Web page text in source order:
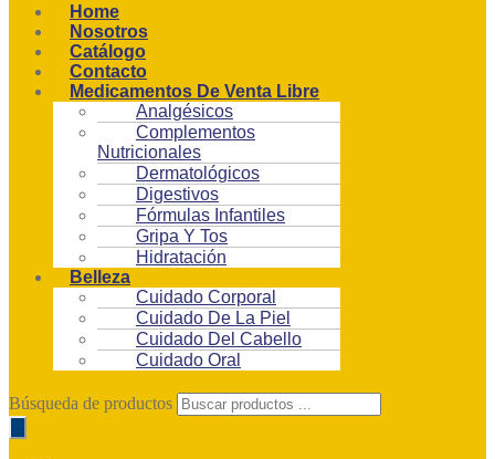
Home
Nosotros
Catálogo
Contacto
Medicamentos De Venta Libre
Analgésicos
Complementos
Nutricionales
Dermatológicos
Digestivos
Fórmulas Infantiles
Gripa Y Tos
Hidratación
Belleza
Cuidado Corporal
Cuidado De La Piel
Cuidado Del Cabello
Cuidado Oral
Búsqueda de productos